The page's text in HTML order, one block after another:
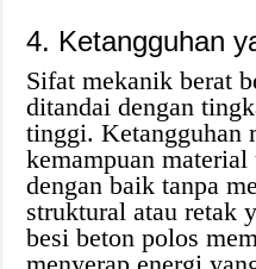
4. Ketangguhan
Sifat mekanik berat
ditandai dengan
tinggi. Ketangguhan
kemampuan material
dengan baik tanpa
struktural atau retak
besi beton polos